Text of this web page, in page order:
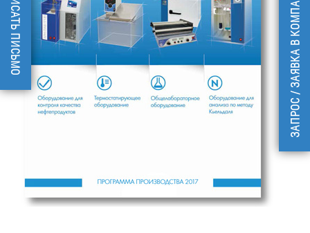
ЗАПРОС / ЗАЯВКА В КОМПАНИЮ
НАПИСАТЬ ПИСЬМО